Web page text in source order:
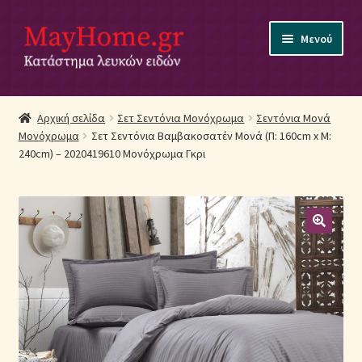
Απευθείας
μετάβαση
στην
Μετάβαση
σε
περιεχόμενο
Μενού
Αρχική
Ακύρωση Παραγγελίας
Βρεφικά Λευκά Είδη
Επικοινωνία
Επιστροφές Προϊόντων
Η εταιρία μας
Αρχική σελίδα Σετ Σεντόνια Μονόχρωμα
Σεντόνια Μονά
Μονόχρωμα
Σετ Σεντόνια Βαμβακοσατέν Μονά (Π: 160cm x Μ:
240cm) – 2020419610 Μονόχρωμα Γκρι